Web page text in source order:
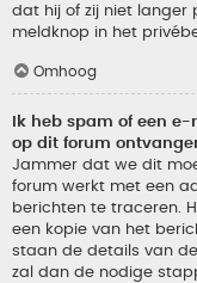
dat hij of zij niet langer
meldknop in het
Omhoog
Ik heb spam of een
op dit forum
Jammer dat we dit
forum werkt met een
berichten te traceren.
een kopie van het
staan de details van
zal dan de nodige